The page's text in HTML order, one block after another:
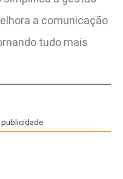
a comunicação
tudo mais